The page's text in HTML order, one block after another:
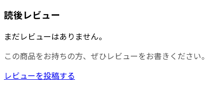
読後レビュー
まだレビューはありません。
この商品をお持ちの方、ぜひレビューをお書きください。
レビューを投稿する